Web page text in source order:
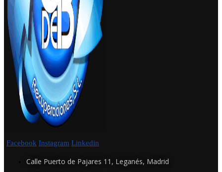
Facebook Instagram Linkedin
Calle Puerto de Pajares 11, Leganés, Madrid